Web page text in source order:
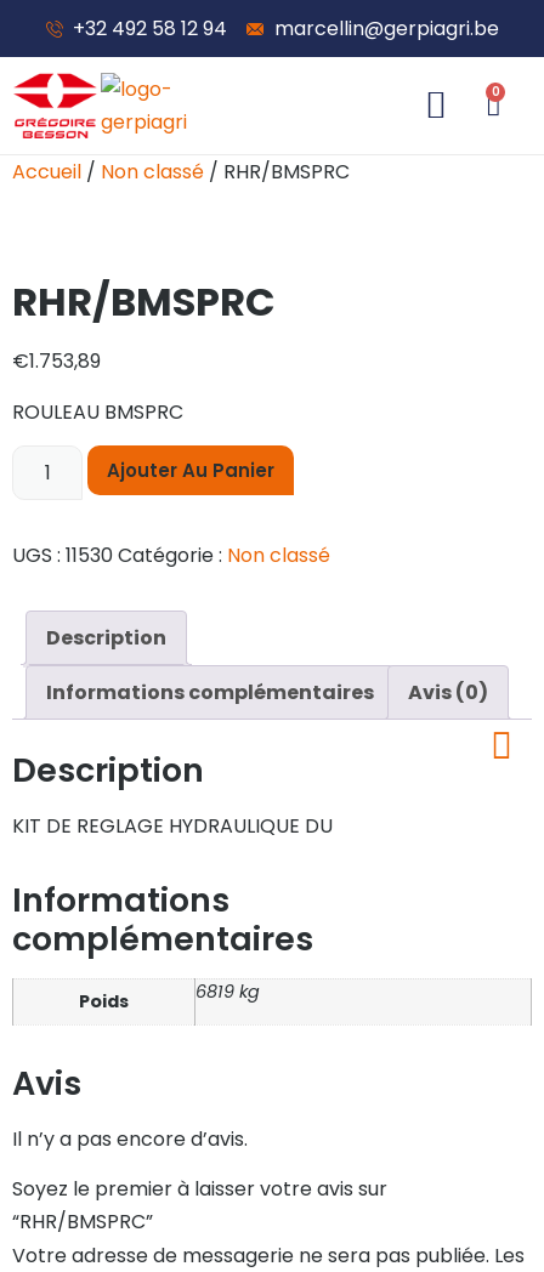
+32 492 58 12 94 marcellin@gerpiagri.be
0
Accueil / Non classé / RHR/BMSPRC
RHR/BMSPRC
€1.753,89
ROULEAU BMSPRC
Ajouter Au Panier
UGS : 11530Catégorie : Non classé
Description
Informations complémentaires
Avis (0)
Description
KIT DE REGLAGE HYDRAULIQUE DU
Informations
complémentaires
Poids 6819 kg
Avis
Il n’y a pas encore d’avis.
Soyez le premier à laisser votre avis sur
“RHR/BMSPRC”
Votre adresse de messagerie ne sera pas publiée. Les